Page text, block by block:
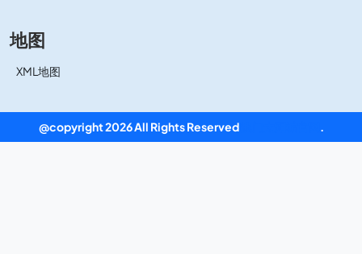
地图
XML地图
@copyright 2026 All Rights Reserved .